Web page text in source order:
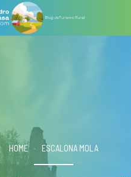
HOME ESCALONA MOLA